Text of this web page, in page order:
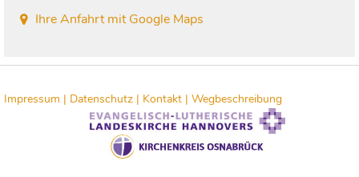
Ihre Anfahrt mit Google Maps
Impressum | Datenschutz | Kontakt | Wegbeschreibung